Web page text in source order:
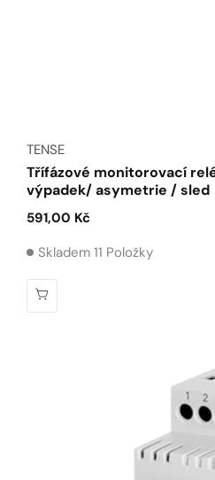
TENSE
Třífázové monitorovací
výpadek/ asymetrie / sled
Běžná
591,00 Kč
Skladem 11 Položky